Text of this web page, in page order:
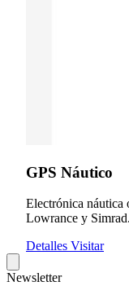
GPS Náutico
Electrónica náutica
Lowrance y
Detalles Visitar
Newsletter